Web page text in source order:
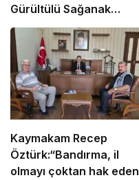
Gürültülü Sağanak
Uyarısı!
Kaymakam Recep
Öztürk:“Bandırma, il
olmayı çoktan hak eden